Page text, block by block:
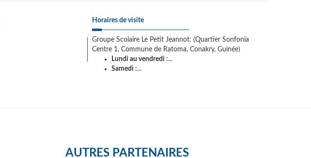
Horaires de visite
Groupe Scolaire Le Petit Jeannot: (Quartier Sonfonia
Centre 1, Commune de Ratoma, Conakry, Guinée)
Lundi au vendredi :...
Samedi :...
AUTRES PARTENAIRES